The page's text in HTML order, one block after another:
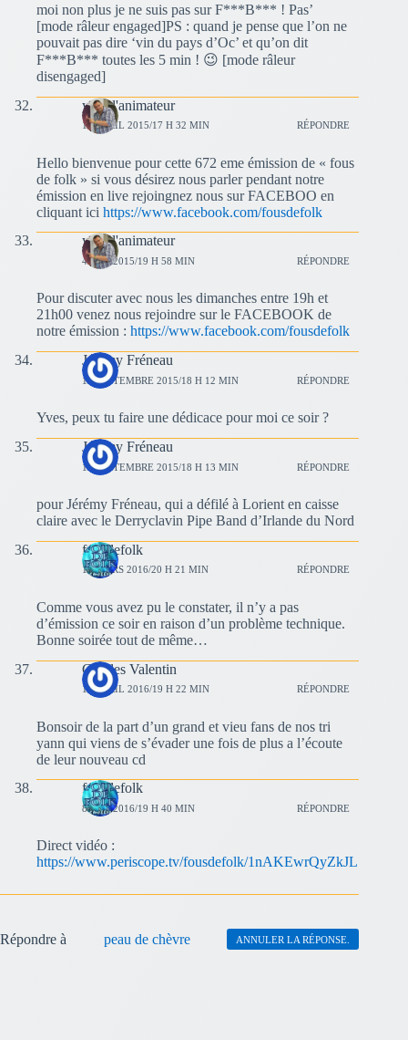
moi non plus je ne suis pas sur F***B*** ! Pas’
[mode râleur engaged]PS : quand je pense que l’on ne
pouvait pas dire ‘vin du pays d’Oc’ et qu’on dit
F***B*** toutes les 5 min ! 😉 [mode râleur
disengaged]
yves l'animateur
19 AVRIL 2015/17 H 32 MIN RÉPONDRE
Hello bienvenue pour cette 672 eme émission de « fous
de folk » si vous désirez nous parler pendant notre
émission en live rejoingnez nous sur FACEBOO en
cliquant ici https://www.facebook.com/fousdefolk
yves l'animateur
4 MAI 2015/19 H 58 MIN RÉPONDRE
Pour discuter avec nous les dimanches entre 19h et
21h00 venez nous rejoindre sur le FACEBOOK de
notre émission : https://www.facebook.com/fousdefolk
Jérémy Fréneau
13 SEPTEMBRE 2015/18 H 12 MIN RÉPONDRE
Yves, peux tu faire une dédicace pour moi ce soir ?
Jérémy Fréneau
13 SEPTEMBRE 2015/18 H 13 MIN RÉPONDRE
pour Jérémy Fréneau, qui a défilé à Lorient en caisse
claire avec le Derryclavin Pipe Band d’Irlande du Nord
fousdefolk
13 MARS 2016/20 H 21 MIN RÉPONDRE
Comme vous avez pu le constater, il n’y a pas
d’émission ce soir en raison d’un problème technique.
Bonne soirée tout de même…
Charles Valentin
17 AVRIL 2016/19 H 22 MIN RÉPONDRE
Bonsoir de la part d’un grand et vieu fans de nos tri
yann qui viens de s’évader une fois de plus a l’écoute
de leur nouveau cd
fousdefolk
8 MAI 2016/19 H 40 MIN RÉPONDRE
Direct vidéo :
https://www.periscope.tv/fousdefolk/1nAKEwrQyZkJL
Répondre à peau de chèvre ANNULER LA RÉPONSE.